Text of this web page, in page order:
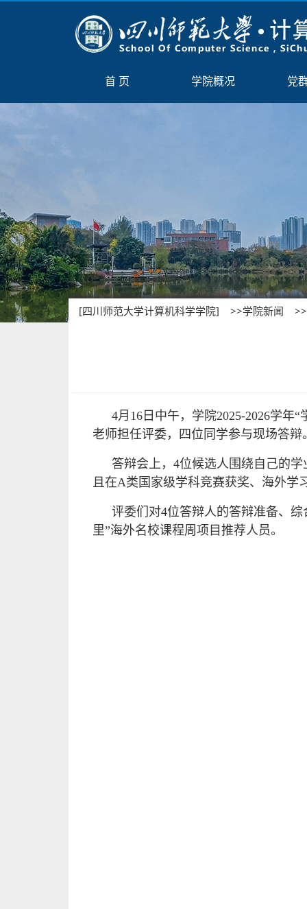
[四川师范大学计算机科学学院] >>学院新闻
4月16日中午，学院2025-2026学年
老师担任评委，四位同学参与现场答辩
答辩会上，4位候选人围绕自己的
且在A类国家级学科竞赛获奖、海外学
评委们对4位答辩人的答辩准备、
里”海外名校课程周项目推荐人员。
首 页 学院概况 党